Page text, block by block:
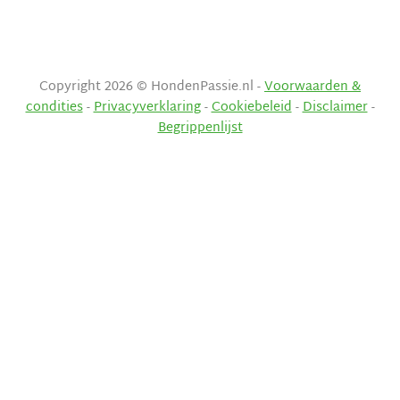
Copyright 2026 © HondenPassie.nl -Voorwaarden &
condities-Privacyverklaring-Cookiebeleid-Disclaimer-
Begrippenlijst